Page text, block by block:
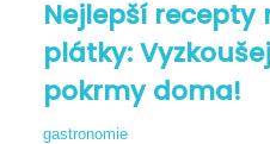
Nejlepší recepty
plátky:
pokrmy doma!
gastronomie